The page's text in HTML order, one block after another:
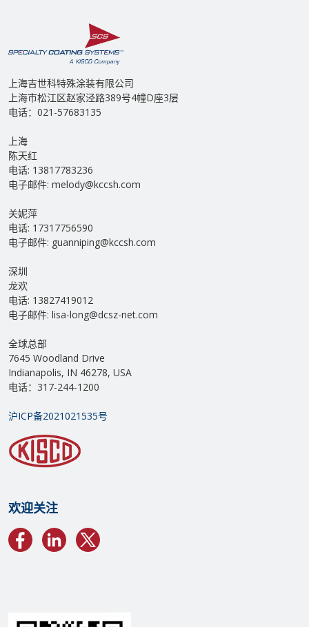
上海吉世科特殊涂装有限公司
上海市松江区赵家泾路389号4幢D座3层
电话：021-57683135
上海
陈天红
电话: 13817783236
电子邮件: melody@kccsh.com
关妮萍
电话: 17317756590
电子邮件: guanniping@kccsh.com
深圳
龙欢
电话: 13827419012
电子邮件: lisa-long@dcsz-net.com
全球总部
7645 Woodland Drive
Indianapolis, IN 46278, USA
电话：317-244-1200
沪ICP备2021021535号
欢迎关注